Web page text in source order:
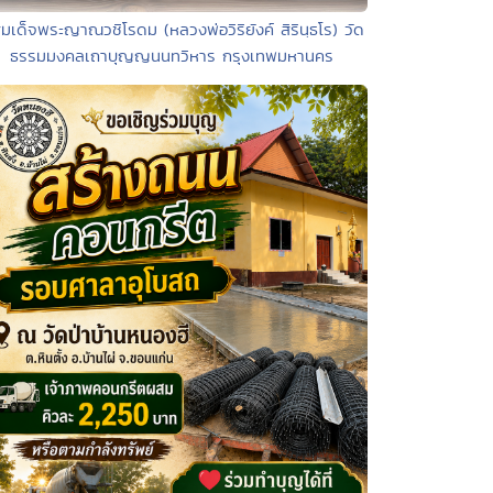
เด็จพระญาณวชิโรดม (หลวงพ่อวิริยังค์ สิรินฺธโร) วัด
ธรรมมงคลเถาบุญญนนทวิหาร กรุงเทพมหานคร